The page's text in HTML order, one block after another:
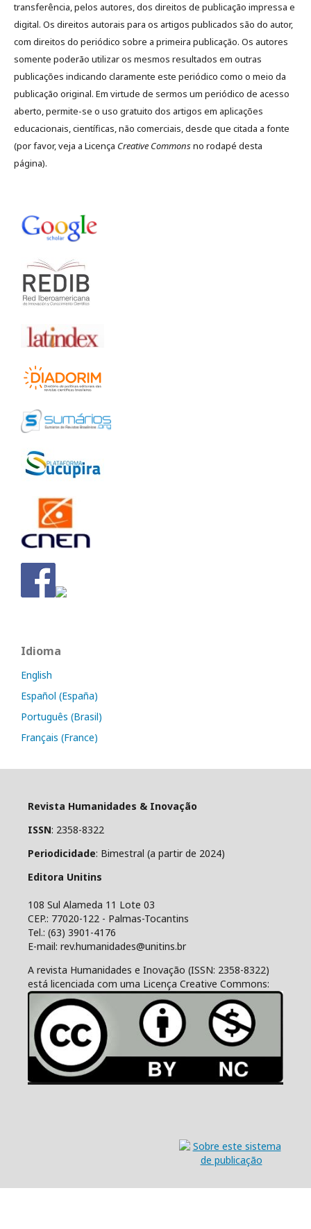
transferência, pelos autores, dos direitos de publicação impressa e
digital. Os direitos autorais para os artigos publicados são do autor,
com direitos do periódico sobre a primeira publicação. Os autores
somente poderão utilizar os mesmos resultados em outras
publicações indicando claramente este periódico como o meio da
publicação original. Em virtude de sermos um periódico de acesso
aberto, permite-se o uso gratuito dos artigos em aplicações
educacionais, científicas, não comerciais, desde que citada a fonte
(por favor, veja a Licença Creative Commonsno rodapé desta
página).
Idioma
English
Español (España)
Português (Brasil)
Français (France)
Revista Humanidades & Inovação
ISSN: 2358-8322
Periodicidade: Bimestral (a partir de 2024)
Editora Unitins
108 Sul Alameda 11 Lote 03
CEP.: 77020-122 - Palmas-Tocantins
Tel.: (63) 3901-4176
E-mail: rev.humanidades@unitins.br
A revista Humanidades e Inovação (ISSN: 2358-8322)
está licenciada com uma Licença Creative Commons: